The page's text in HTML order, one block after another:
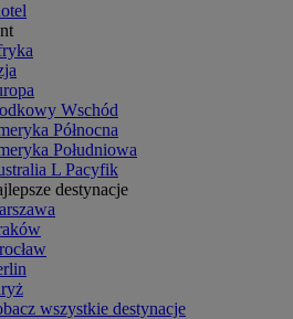
Wschód
Północna
Południowa
L Pacyfik
destynacje
wszystkie destynacje